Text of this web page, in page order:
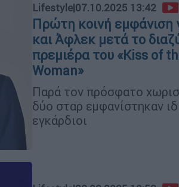
Lifestyle|07.10.2025 13:42
Πρώτη κοινή εμφάνιση
και Άφλεκ μετά το
πρεμιέρα του «Kiss of
Woman»
Παρά τον πρόσφατο
δύο σταρ εμφανίστηκαν
εγκάρδιοι